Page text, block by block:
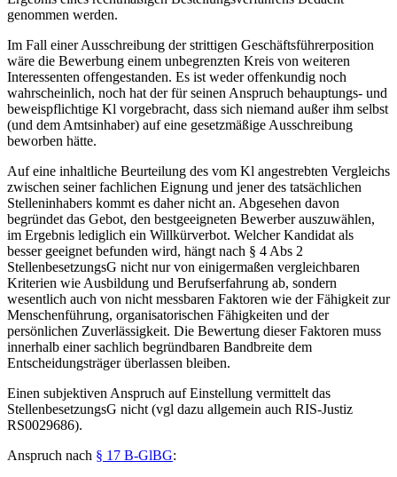
genommen werden.
Im Fall einer Ausschreibung der strittigen Geschäftsführerposition
wäre die Bewerbung einem unbegrenzten Kreis von weiteren
Interessenten offengestanden. Es ist weder offenkundig noch
wahrscheinlich, noch hat der für seinen Anspruch behauptungs- und
beweispflichtige Kl vorgebracht, dass sich niemand außer ihm selbst
(und dem Amtsinhaber) auf eine gesetzmäßige Ausschreibung
beworben hätte.
Auf eine inhaltliche Beurteilung des vom Kl angestrebten Vergleichs
zwischen seiner fachlichen Eignung und jener des tatsächlichen
Stelleninhabers kommt es daher nicht an. Abgesehen davon
begründet das Gebot, den bestgeeigneten Bewerber auszuwählen,
im Ergebnis lediglich ein Willkürverbot. Welcher Kandidat als
besser geeignet befunden wird, hängt nach § 4 Abs 2
StellenbesetzungsG nicht nur von einigermaßen vergleichbaren
Kriterien wie Ausbildung und Berufserfahrung ab, sondern
wesentlich auch von nicht messbaren Faktoren wie der Fähigkeit zur
Menschenführung, organisatorischen Fähigkeiten und der
persönlichen Zuverlässigkeit. Die Bewertung dieser Faktoren muss
innerhalb einer sachlich begründbaren Bandbreite dem
Entscheidungsträger überlassen bleiben.
Einen subjektiven Anspruch auf Einstellung vermittelt das
StellenbesetzungsG nicht (vgl dazu allgemein auch RIS-Justiz
RS0029686).
Anspruch nach § 17 B-GlBG: